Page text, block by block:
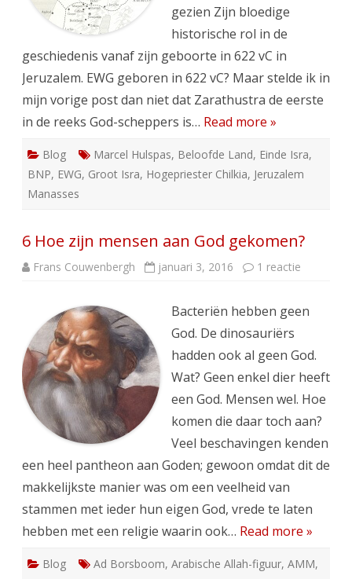
gezien Zijn bloedige
historische rol in de
geschiedenis vanaf zijn geboorte in 622 vC in
Jeruzalem. EWG geboren in 622 vC? Maar stelde ik in
mijn vorige post dan niet dat Zarathustra de eerste
in de reeks God-scheppers is… Read more »
Blog Marcel Hulspas, Beloofde Land, Einde Isra,
BNP, EWG, Groot Isra, Hogepriester Chilkia, Jeruzalem
Manasses
6 Hoe zijn mensen aan God gekomen?
Frans Couwenbergh januari 3, 2016 1 reactie
mensen
Bacteriën hebben geen
God. De dinosauriërs
hadden ook al geen God.
Wat? Geen enkel dier heeft
een God. Mensen wel. Hoe
komen die daar toch aan?
Veel beschavingen kenden
een heel pantheon aan Goden; gewoon omdat dit de
makkelijkste manier was om een veelheid van
stammen met ieder hun eigen God, vrede te laten
hebben met een religie waarin ook… Read more »
Blog Ad Borsboom, Arabische Allah-figuur, AMM,